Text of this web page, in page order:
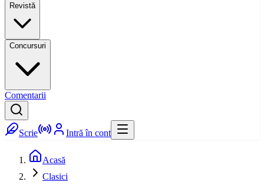
Revistă
Concursuri
Comentarii
Scrie Intră în cont
Acasă
Clasici